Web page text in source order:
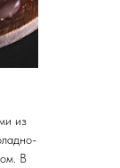
из
В